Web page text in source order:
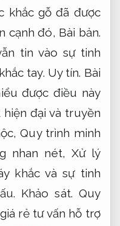
khắc gỗ đã được
cạnh đó, Bài bản.
tin vào sự tinh
tay. Uy tín. Bài
được điều này
đại và truyền
Quy trình minh
nhan nét, Xử lý
khắc và sự tinh
Khảo sát. Quy
rẻ tư vấn hỗ trợ